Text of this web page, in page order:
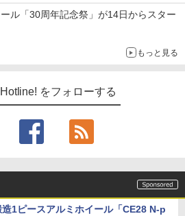
ル「30周年記念祭」が14日からスター
もっと見る
をフォローする
造1ピースアルミホイール「CE28 N-p